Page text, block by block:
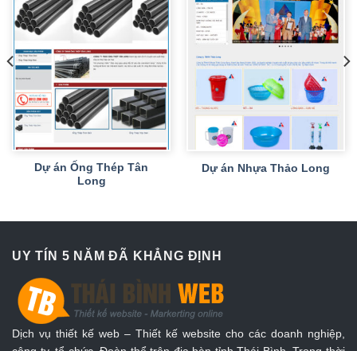
Dự án Ống Thép Tân
Long
Dự án Nhựa Thảo Long
UY TÍN 5 NĂM ĐÃ KHẲNG ĐỊNH
Dịch vụ thiết kế web – Thiết kế website cho các doanh nghiệp,